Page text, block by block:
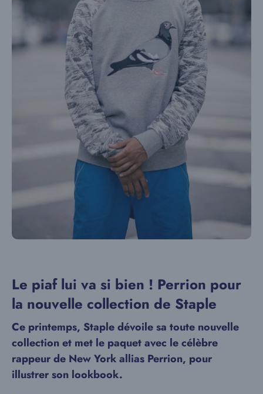
Le piaf lui va si bien ! Perrion pour
la nouvelle collection de Staple
Ce printemps, Staple dévoile sa toute nouvelle
collection et met le paquet avec le célèbre
rappeur de New York allias Perrion, pour
illustrer son lookbook.